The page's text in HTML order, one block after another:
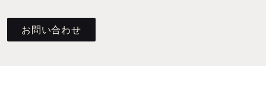
お問い合わせ